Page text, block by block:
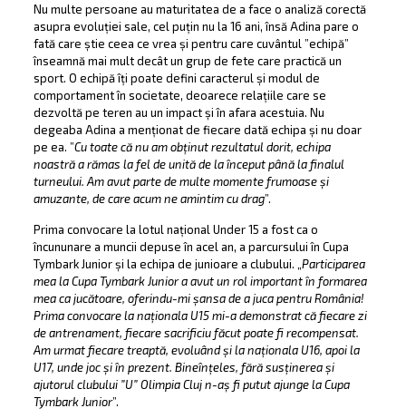
Nu multe persoane au maturitatea de a face o analiză corectă
asupra evoluției sale, cel puțin nu la 16 ani, însă Adina pare o
fată care știe ceea ce vrea și pentru care cuvântul ”echipă”
înseamnă mai mult decât un grup de fete care practică un
sport. O echipă îți poate defini caracterul și modul de
comportament în societate, deoarece relațiile care se
dezvoltă pe teren au un impact și în afara acestuia. Nu
degeaba Adina a menționat de fiecare dată echipa și nu doar
pe ea. ”Cu toate că nu am obținut rezultatul dorit, echipa
noastră a rămas la fel de unită de la început până la finalul
turneului. Am avut parte de multe momente frumoase și
amuzante, de care acum ne amintim cu drag”.
Prima convocare la lotul național Under 15 a fost ca o
încununare a muncii depuse în acel an, a parcursului în Cupa
Tymbark Junior și la echipa de junioare a clubului. „ Participarea
mea la Cupa Tymbark Junior a avut un rol important în formarea
mea ca jucătoare, oferindu-mi șansa de a juca pentru România!
Prima convocare la naționala U15 mi-a demonstrat că fiecare zi
de antrenament, fiecare sacrificiu făcut poate fi recompensat.
Am urmat fiecare treaptă, evoluând și la naționala U16, apoi la
U17, unde joc și în prezent. Bineînțeles, fără susținerea și
ajutorul clubului ”U” Olimpia Cluj n-aș fi putut ajunge la Cupa
Tymbark Junior”.